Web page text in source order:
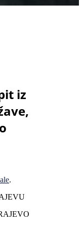
iz
.
SARAJEVO